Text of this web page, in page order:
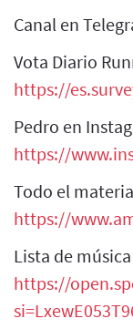
Canal en
Vota Diario
https://
Pedro en
https://
Todo el
https://
Lista de
https://